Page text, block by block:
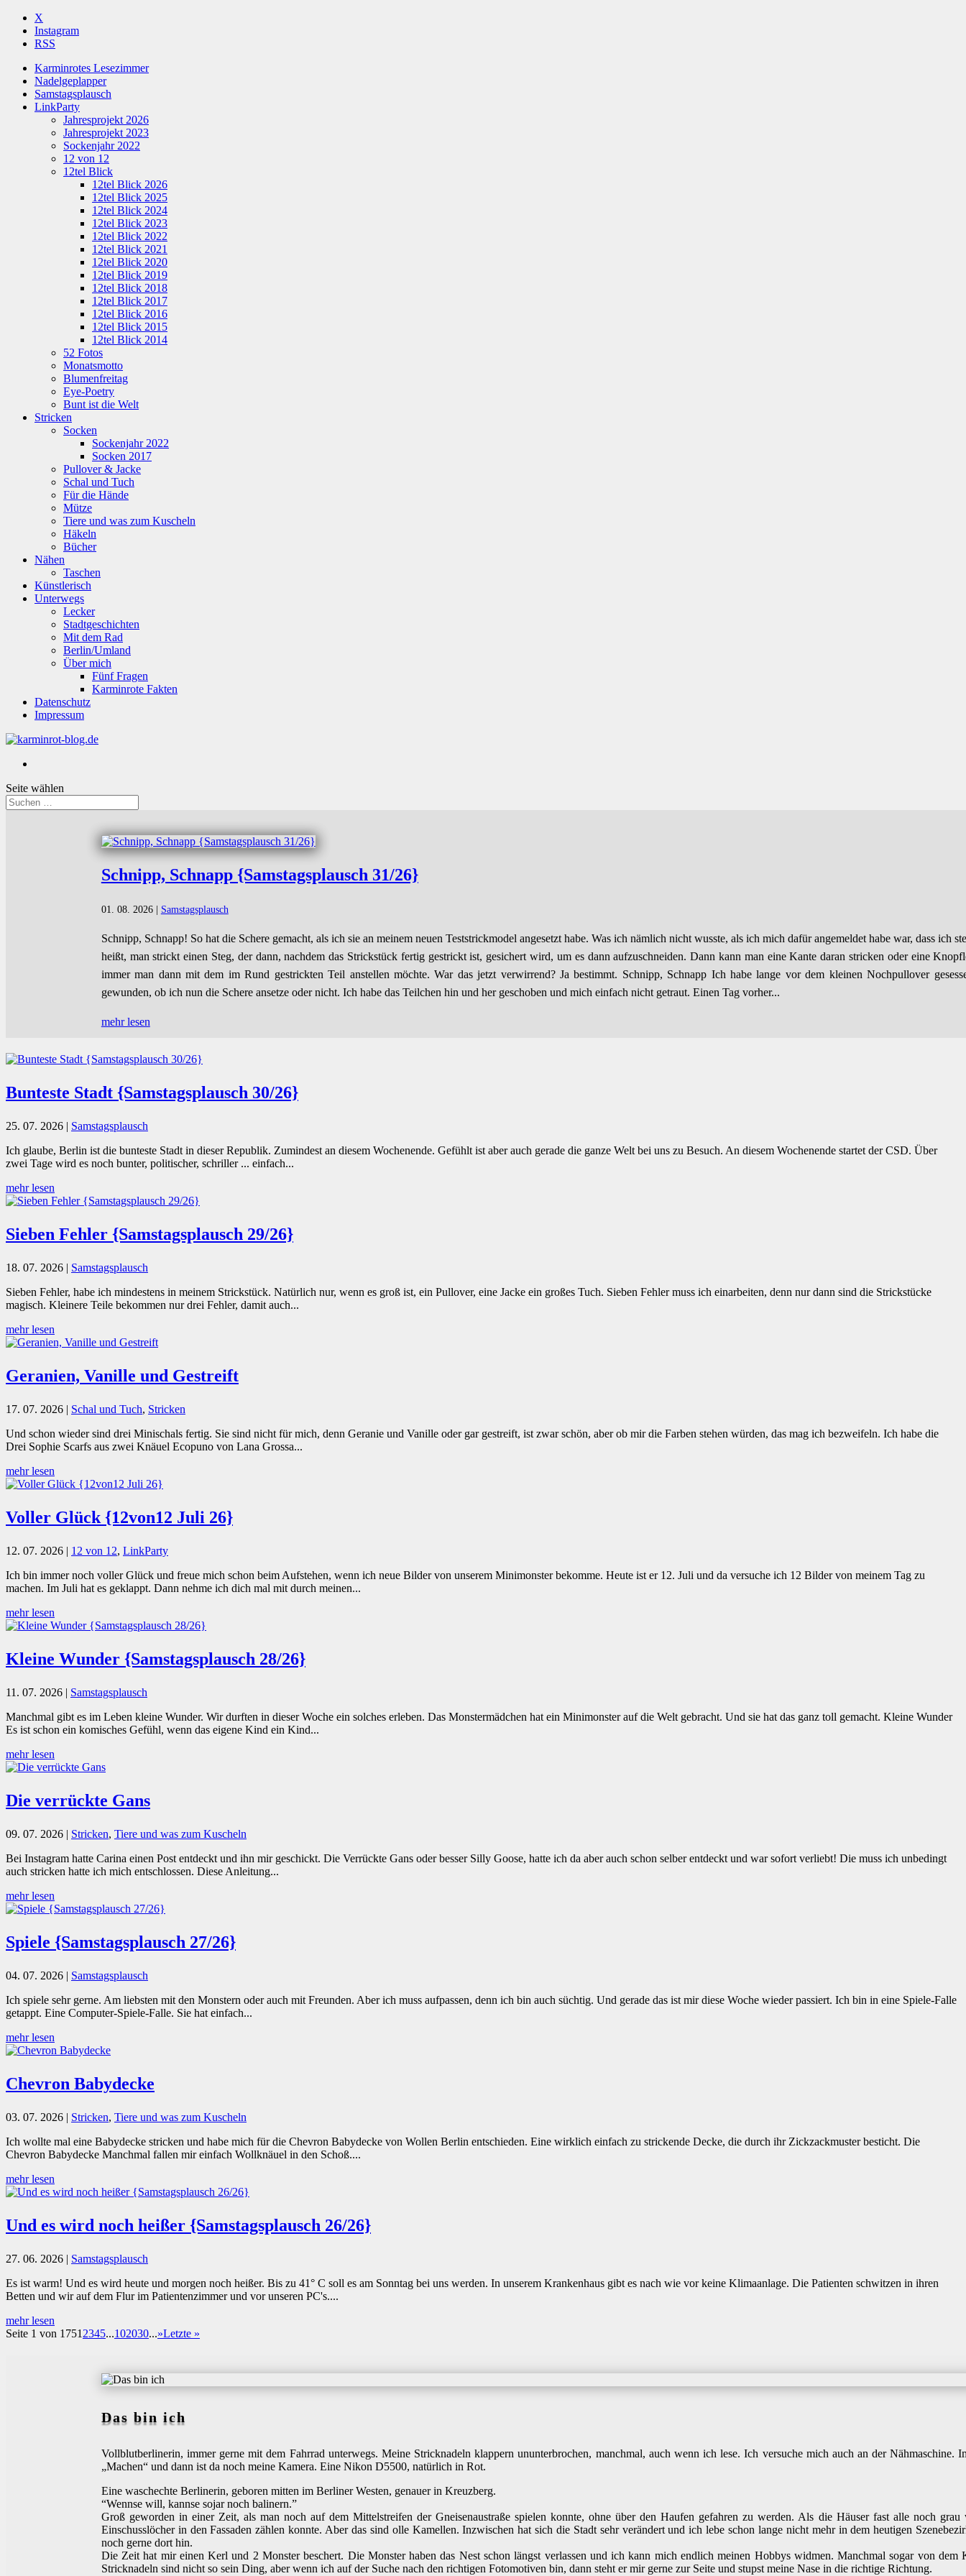
X
Instagram
RSS
Karminrotes Lesezimmer
Nadelgeplapper
Samstagsplausch
LinkParty
Jahresprojekt 2026
Jahresprojekt 2023
Sockenjahr 2022
12 von 12
12tel Blick
12tel Blick 2026
12tel Blick 2025
12tel Blick 2024
12tel Blick 2023
12tel Blick 2022
12tel Blick 2021
12tel Blick 2020
12tel Blick 2019
12tel Blick 2018
12tel Blick 2017
12tel Blick 2016
12tel Blick 2015
12tel Blick 2014
52 Fotos
Monatsmotto
Blumenfreitag
Eye-Poetry
Bunt ist die Welt
Stricken
Socken
Sockenjahr 2022
Socken 2017
Pullover & Jacke
Schal und Tuch
Für die Hände
Mütze
Tiere und was zum Kuscheln
Häkeln
Bücher
Nähen
Taschen
Künstlerisch
Unterwegs
Lecker
Stadtgeschichten
Mit dem Rad
Berlin/Umland
Über mich
Fünf Fragen
Karminrote Fakten
Datenschutz
Impressum
Seite wählen
Schnipp, Schnapp {Samstagsplausch 31/26}
01. 08. 2026| Samstagsplausch
Schnipp, Schnapp! So hat die Schere gemacht, als ich sie an meinem neuen Teststrickmodel angesetzt habe. Was ich nämlich nicht wusste, als ich mich dafür angemeldet habe war, dass ich
heißt, man strickt einen Steg, der dann, nachdem das Strickstück fertig gestrickt ist, gesichert wird, um es dann aufzuschneiden. Dann kann man eine Kante daran stricken oder eine
immer man dann mit dem im Rund gestrickten Teil anstellen möchte. War das jetzt verwirrend? Ja bestimmt. Schnipp, Schnapp Ich habe lange vor dem kleinen Nochpullover
gewunden, ob ich nun die Schere ansetze oder nicht. Ich habe das Teilchen hin und her geschoben und mich einfach nicht getraut. Einen Tag vorher...
mehr lesen
Bunteste Stadt {Samstagsplausch 30/26}
25. 07. 2026 | Samstagsplausch
Ich glaube, Berlin ist die bunteste Stadt in dieser Republik. Zumindest an diesem Wochenende. Gefühlt ist aber auch gerade die ganze Welt bei uns zu Besuch. An diesem Wochenende startet der CSD. Über
zwei Tage wird es noch bunter, politischer, schriller ... einfach...
mehr lesen
Sieben Fehler {Samstagsplausch 29/26}
18. 07. 2026 | Samstagsplausch
Sieben Fehler, habe ich mindestens in meinem Strickstück. Natürlich nur, wenn es groß ist, ein Pullover, eine Jacke ein großes Tuch. Sieben Fehler muss ich einarbeiten, denn nur dann sind die Strickstücke
magisch. Kleinere Teile bekommen nur drei Fehler, damit auch...
mehr lesen
Geranien, Vanille und Gestreift
17. 07. 2026 | Schal und Tuch, Stricken
Und schon wieder sind drei Minischals fertig. Sie sind nicht für mich, denn Geranie und Vanille oder gar gestreift, ist zwar schön, aber ob mir die Farben stehen würden, das mag ich bezweifeln. Ich habe die
Drei Sophie Scarfs aus zwei Knäuel Ecopuno von Lana Grossa...
mehr lesen
Voller Glück {12von12 Juli 26}
12. 07. 2026 | 12 von 12, LinkParty
Ich bin immer noch voller Glück und freue mich schon beim Aufstehen, wenn ich neue Bilder von unserem Minimonster bekomme. Heute ist er 12. Juli und da versuche ich 12 Bilder von meinem Tag zu
machen. Im Juli hat es geklappt. Dann nehme ich dich mal mit durch meinen...
mehr lesen
Kleine Wunder {Samstagsplausch 28/26}
11. 07. 2026 | Samstagsplausch
Manchmal gibt es im Leben kleine Wunder. Wir durften in dieser Woche ein solches erleben. Das Monstermädchen hat ein Minimonster auf die Welt gebracht. Und sie hat das ganz toll gemacht. Kleine Wunder
Es ist schon ein komisches Gefühl, wenn das eigene Kind ein Kind...
mehr lesen
Die verrückte Gans
09. 07. 2026 | Stricken, Tiere und was zum Kuscheln
Bei Instagram hatte Carina einen Post entdeckt und ihn mir geschickt. Die Verrückte Gans oder besser Silly Goose, hatte ich da aber auch schon selber entdeckt und war sofort verliebt! Die muss ich unbedingt
auch stricken hatte ich mich entschlossen. Diese Anleitung...
mehr lesen
Spiele {Samstagsplausch 27/26}
04. 07. 2026 | Samstagsplausch
Ich spiele sehr gerne. Am liebsten mit den Monstern oder auch mit Freunden. Aber ich muss aufpassen, denn ich bin auch süchtig. Und gerade das ist mir diese Woche wieder passiert. Ich bin in eine Spiele-Falle
getappt. Eine Computer-Spiele-Falle. Sie hat einfach...
mehr lesen
Chevron Babydecke
03. 07. 2026 | Stricken, Tiere und was zum Kuscheln
Ich wollte mal eine Babydecke stricken und habe mich für die Chevron Babydecke von Wollen Berlin entschieden. Eine wirklich einfach zu strickende Decke, die durch ihr Zickzackmuster besticht. Die
Chevron Babydecke Manchmal fallen mir einfach Wollknäuel in den Schoß....
mehr lesen
Und es wird noch heißer {Samstagsplausch 26/26}
27. 06. 2026 | Samstagsplausch
Es ist warm! Und es wird heute und morgen noch heißer. Bis zu 41° C soll es am Sonntag bei uns werden. In unserem Krankenhaus gibt es nach wie vor keine Klimaanlage. Die Patienten schwitzen in ihren
Betten und wir auf dem Flur im Patientenzimmer und vor unseren PC's....
mehr lesen
Seite 1 von 1751 2345...102030...»Letzte »
Das bin ich
Vollblutberlinerin, immer gerne mit dem Fahrrad unterwegs. Meine Stricknadeln klappern ununterbrochen, manchmal, auch wenn ich lese. Ich versuche mich auch an der Nähmaschine.
„Machen“ und dann ist da noch meine Kamera. Eine Nikon D5500, natürlich in Rot.
Eine waschechte Berlinerin, geboren mitten im Berliner Westen, genauer in Kreuzberg.
“Wennse will, kannse sojar noch balinern.”
Groß geworden in einer Zeit, als man noch auf dem Mittelstreifen der Gneisenaustraße spielen konnte, ohne über den Haufen gefahren zu werden. Als die Häuser fast alle noch grau
Einschusslöcher in den Fassaden zählen konnte. Aber das sind olle Kamellen. Inzwischen hat sich die Stadt sehr verändert und ich lebe schon lange nicht mehr in dem heutigen
noch gerne dort hin.
Die Zeit hat mir einen Kerl und 2 Monster beschert. Die Monster haben das Nest schon längst verlassen und ich kann mich endlich meinen Hobbys widmen. Manchmal sogar von dem
Stricknadeln sind nicht so sein Ding, aber wenn ich auf der Suche nach den richtigen Fotomotiven bin, dann steht er mir gerne zur Seite und stupst meine Nase in die richtige Richtung.